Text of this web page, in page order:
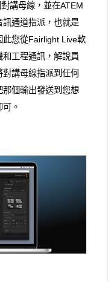
講母線，並在ATEM
通道指派，也就是
此您從Fairlight Live軟
工程通訊，解說員
講母線指派到任何
個輸出發送到您想
。